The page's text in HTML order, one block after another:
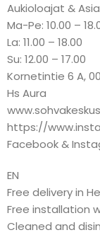
Aukioloajat &
Ma-Pe: 10.00 –
La: 11.00 – 18.00
Su: 12.00 – 17.00
Kornetintie 6 A,
Hs Aura
https://
Facebook &
EN
Free delivery in
Free installation
Cleaned and